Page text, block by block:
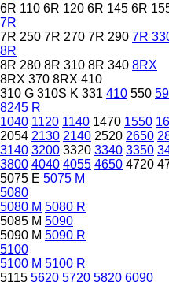
6R 110 6R 120 6R 145 6R
7R
7R 250 7R 270 7R 290 7R
8R
8R 280 8R 310 8R 340 8RX
8RX 370 8RX 410
310 G 310S K 331 410 550
8245 R
1040 1120 1140 1470 1550
2054 2130 2140 2520 2650
3140 3200 3320 3340 3350
3800 4040 4055 4650 4720
5075 E 5075 M
5080
5080 M 5080 R
5085 M 5090
5090 M 5090 R
5100
5100 M 5100 R
5115 5620 5720 5820 6090